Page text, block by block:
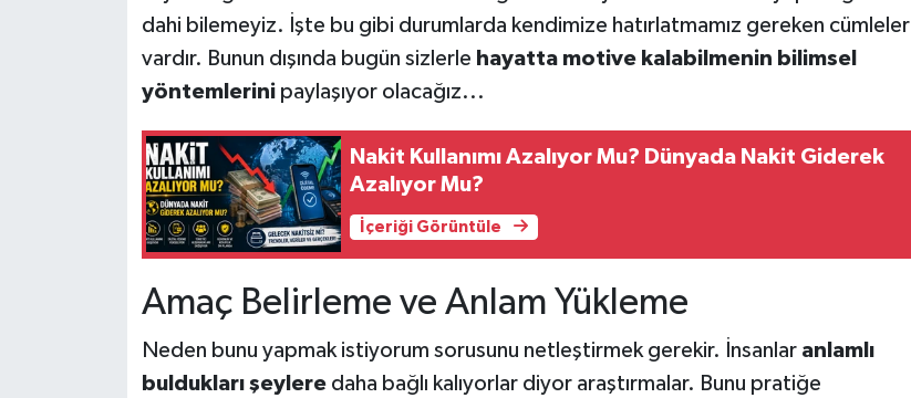
dahi bilemeyiz. İşte bu gibi durumlarda kendimize hatırlatmamız gereken cümleler
vardır. Bunun dışında bugün sizlerle hayatta motive kalabilmenin bilimsel
yöntemlerini paylaşıyor olacağız...
Nakit Kullanımı Azalıyor Mu? Dünyada Nakit Giderek
Azalıyor Mu?
İçeriği Görüntüle
Amaç Belirleme ve Anlam Yükleme
Neden bunu yapmak istiyorum sorusunu netleştirmek gerekir. İnsanlar anlamlı
buldukları şeyleredaha bağlı kalıyorlar diyor araştırmalar. Bunu pratiğe